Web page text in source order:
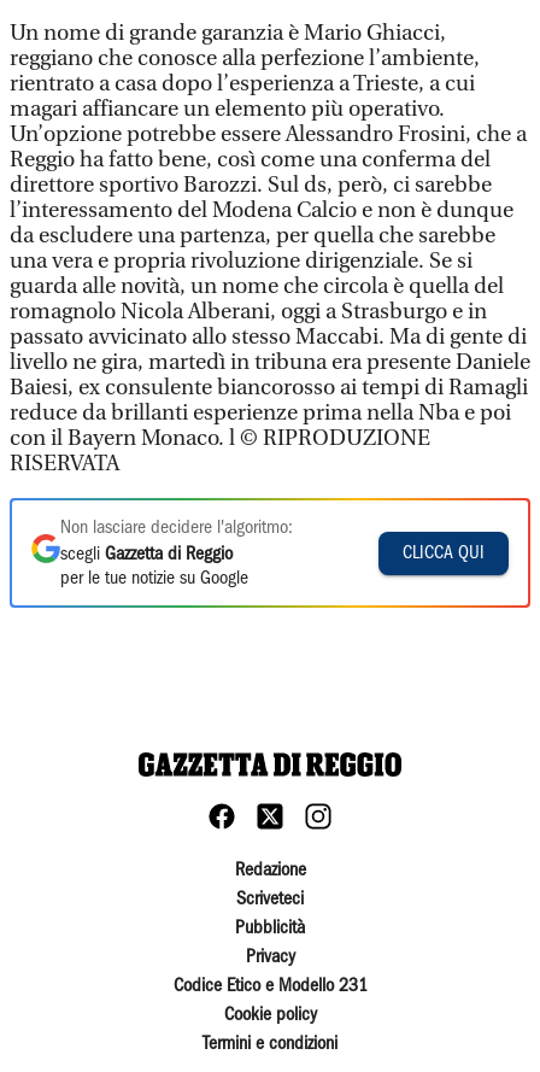
Un nome di grande garanzia è Mario Ghiacci,
reggiano che conosce alla perfezione l’ambiente,
rientrato a casa dopo l’esperienza a Trieste, a cui
magari affiancare un elemento più operativo.
Un’opzione potrebbe essere Alessandro Frosini, che a
Reggio ha fatto bene, così come una conferma del
direttore sportivo Barozzi. Sul ds, però, ci sarebbe
l’interessamento del Modena Calcio e non è dunque
da escludere una partenza, per quella che sarebbe
una vera e propria rivoluzione dirigenziale. Se si
guarda alle novità, un nome che circola è quella del
romagnolo Nicola Alberani, oggi a Strasburgo e in
passato avvicinato allo stesso Maccabi. Ma di gente di
livello ne gira, martedì in tribuna era presente Daniele
Baiesi, ex consulente biancorosso ai tempi di Ramagli
reduce da brillanti esperienze prima nella Nba e poi
con il Bayern Monaco. l © RIPRODUZIONE
RISERVATA
Non lasciare decidere l'algoritmo:
scegli Gazzetta di Reggio
per le tue notizie su Google
CLICCA QUI
Redazione
Scriveteci
Pubblicità
Privacy
Codice Etico e Modello 231
Cookie policy
Termini e condizioni